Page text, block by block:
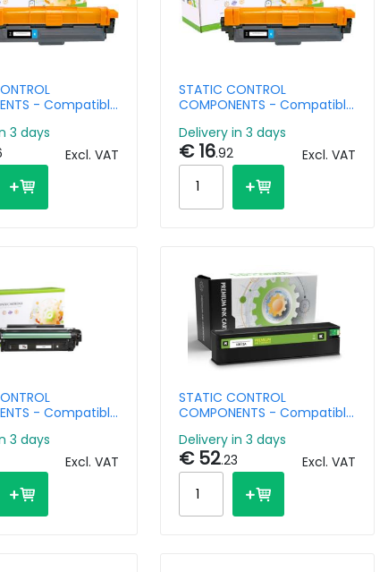
- Compatible
CE741A
pages -
3 days
Excl. VAT
STATIC CONTROL
COMPONENTS - Compatible
221C/TN-241C Cyan 1.4k
Pages - Remanufactured
Delivery in 3 days
€ 16.92 Excl. VAT
- Compatible
Capacity 17k
3 days
Excl. VAT
STATIC CONTROL
COMPONENTS - Compatible
Delivery in 3 days
€ 52.23 Excl. VAT